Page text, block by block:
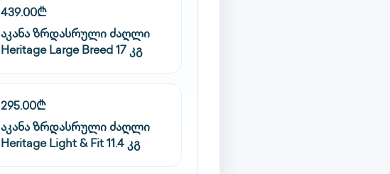
439.00₾
აკანა ზრდასრული ძაღლი
Heritage Large Breed 17 კგ
295.00₾
აკანა ზრდასრული ძაღლი
Heritage Light & Fit 11.4 კგ